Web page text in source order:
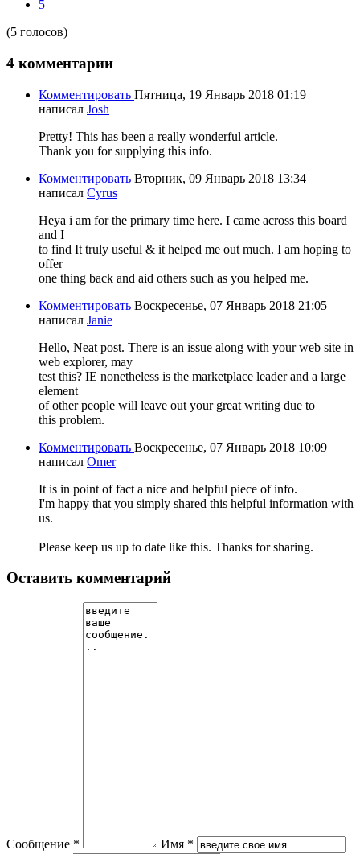
5
(5 голосов)
4 комментарии
Комментировать Пятница, 19 Январь 2018 01:19
написал Josh
Pretty! This has been a really wonderful article.
Thank you for supplying this info.
Комментировать Вторник, 09 Январь 2018 13:34
написал Cyrus
Heya i am for the primary time here. I came across this board
and I
to find It truly useful & it helped me out much. I am hoping to
offer
one thing back and aid others such as you helped me.
Комментировать Воскресенье, 07 Январь 2018 21:05
написал Janie
Hello, Neat post. There is an issue along with your web site in
web explorer, may
test this? IE nonetheless is the marketplace leader and a large
element
of other people will leave out your great writing due to
this problem.
Комментировать Воскресенье, 07 Январь 2018 10:09
написал Omer
It is in point of fact a nice and helpful piece of info.
I'm happy that you simply shared this helpful information with
us.
Please keep us up to date like this. Thanks for sharing.
Оставить комментарий
Сообщение *
Имя *